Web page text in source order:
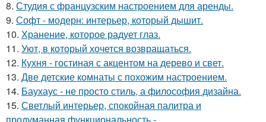
8. Студия с французским настроением для аренды.
9. Софт - модерн: интерьер, который дышит.
10. Хранение, которое радует глаз.
11. Уют, в который хочется возвращаться.
12. Кухня - гостиная с акцентом на дерево и свет.
13. Две детские комнаты с похожим настроением.
14. Баухаус - не просто стиль, а философия дизайна.
15. Светлый интерьер, спокойная палитра и
продуманная функциональность -.